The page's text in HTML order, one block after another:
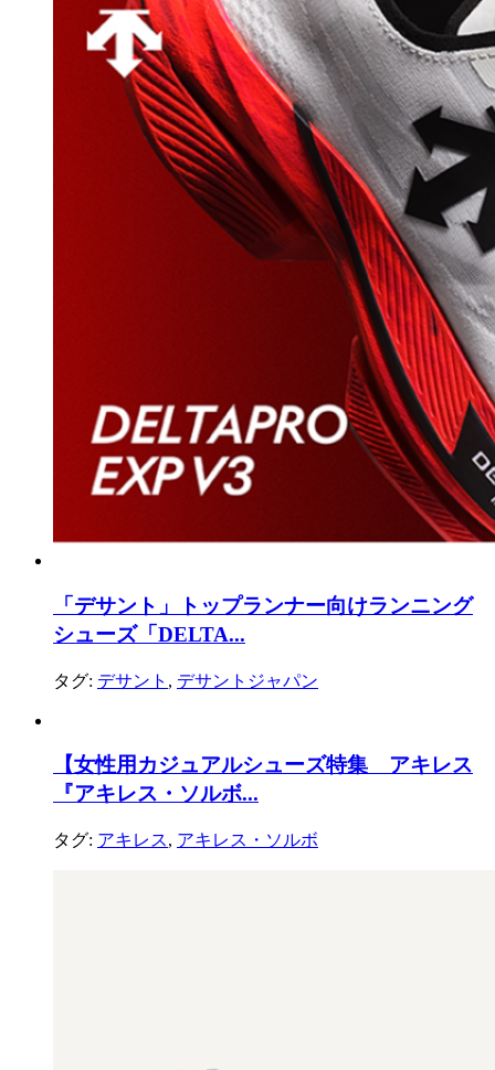
「デサント」トップランナー向けランニング
シューズ「DELTA...
タグ: デサント , デサントジャパン
【女性用カジュアルシューズ特集 アキレス
『アキレス・ソルボ...
タグ: アキレス, アキレス・ソルボ